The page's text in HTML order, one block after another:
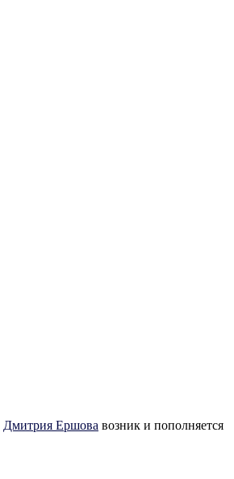
Дмитрия Ершова возник и пополняется